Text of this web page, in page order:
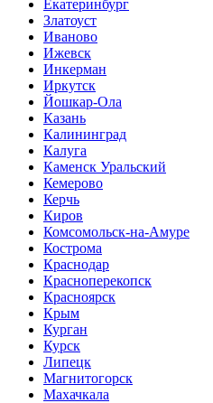
Екатеринбург
Златоуст
Иваново
Ижевск
Инкерман
Иркутск
Йошкар-Ола
Казань
Калининград
Калуга
Каменск Уральский
Кемерово
Керчь
Киров
Комсомольск-на-Амуре
Кострома
Краснодар
Красноперекопск
Красноярск
Крым
Курган
Курск
Липецк
Магнитогорск
Махачкала